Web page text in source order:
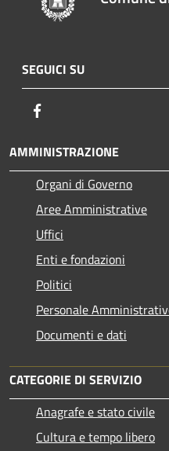
SEGUICI SU
AMMINISTRAZIONE
Organi di Governo
Aree Amministrative
Uffici
Enti e fondazioni
Politici
Personale
Documenti e dati
CATEGORIE DI SERVIZIO
Anagrafe e stato civile
Cultura e tempo libero